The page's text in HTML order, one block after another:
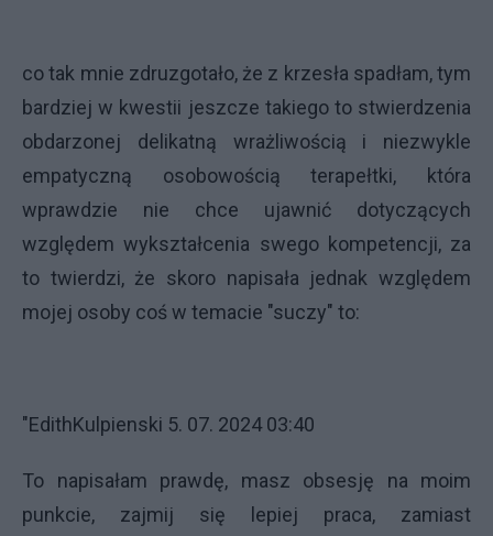
co tak mnie zdruzgotało, że z krzesła spadłam, tym
bardziej w kwestii jeszcze takiego to stwierdzenia
obdarzonej delikatną wrażliwością i niezwykle
empatyczną osobowością terapełtki, która
wprawdzie nie chce ujawnić dotyczących
względem wykształcenia swego kompetencji, za
to twierdzi, że skoro napisała jednak względem
mojej osoby coś w temacie "suczy" to:
"EdithKulpienski 5. 07. 2024 03:40
To napisałam prawdę, masz obsesję na moim
punkcie, zajmij się lepiej praca, zamiast